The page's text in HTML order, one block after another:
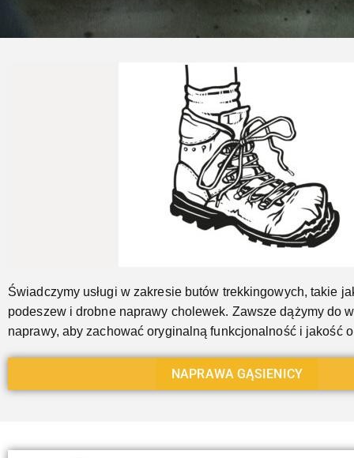
Naprawimy Twoje buty
Jeszcze...
Świadczymy usługi w zakresie butów trekkingowych, takie
podeszew i drobne naprawy cholewek. Zawsze dążymy do
naprawy, aby zachować oryginalną funkcjonalność i jakość
NAPRAWA GĄSIENICY